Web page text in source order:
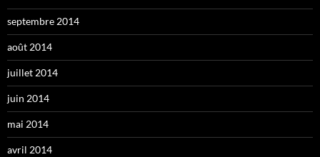
septembre 2014
août 2014
juillet 2014
juin 2014
mai 2014
avril 2014